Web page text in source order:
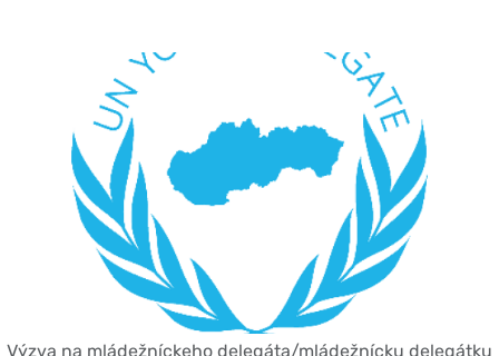
Výzva na mládežníckeho delegáta/mládežnícku delegátku